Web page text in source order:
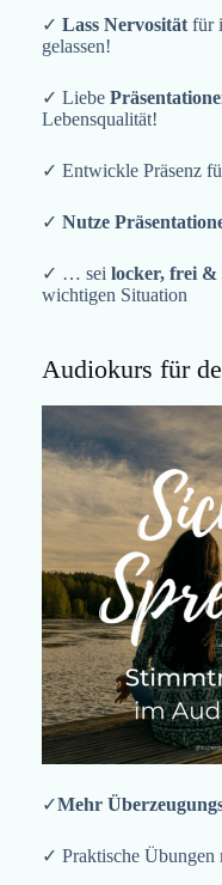
✓ Lass Nervositätfür
gelassen!
✓ Liebe
Lebensqualität!
✓ Entwickle Präsenz
✓ Nutze
✓ … sei locker, frei &
wichtigen Situation
Audiokurs für
✓Mehr
✓ Praktische Übungen